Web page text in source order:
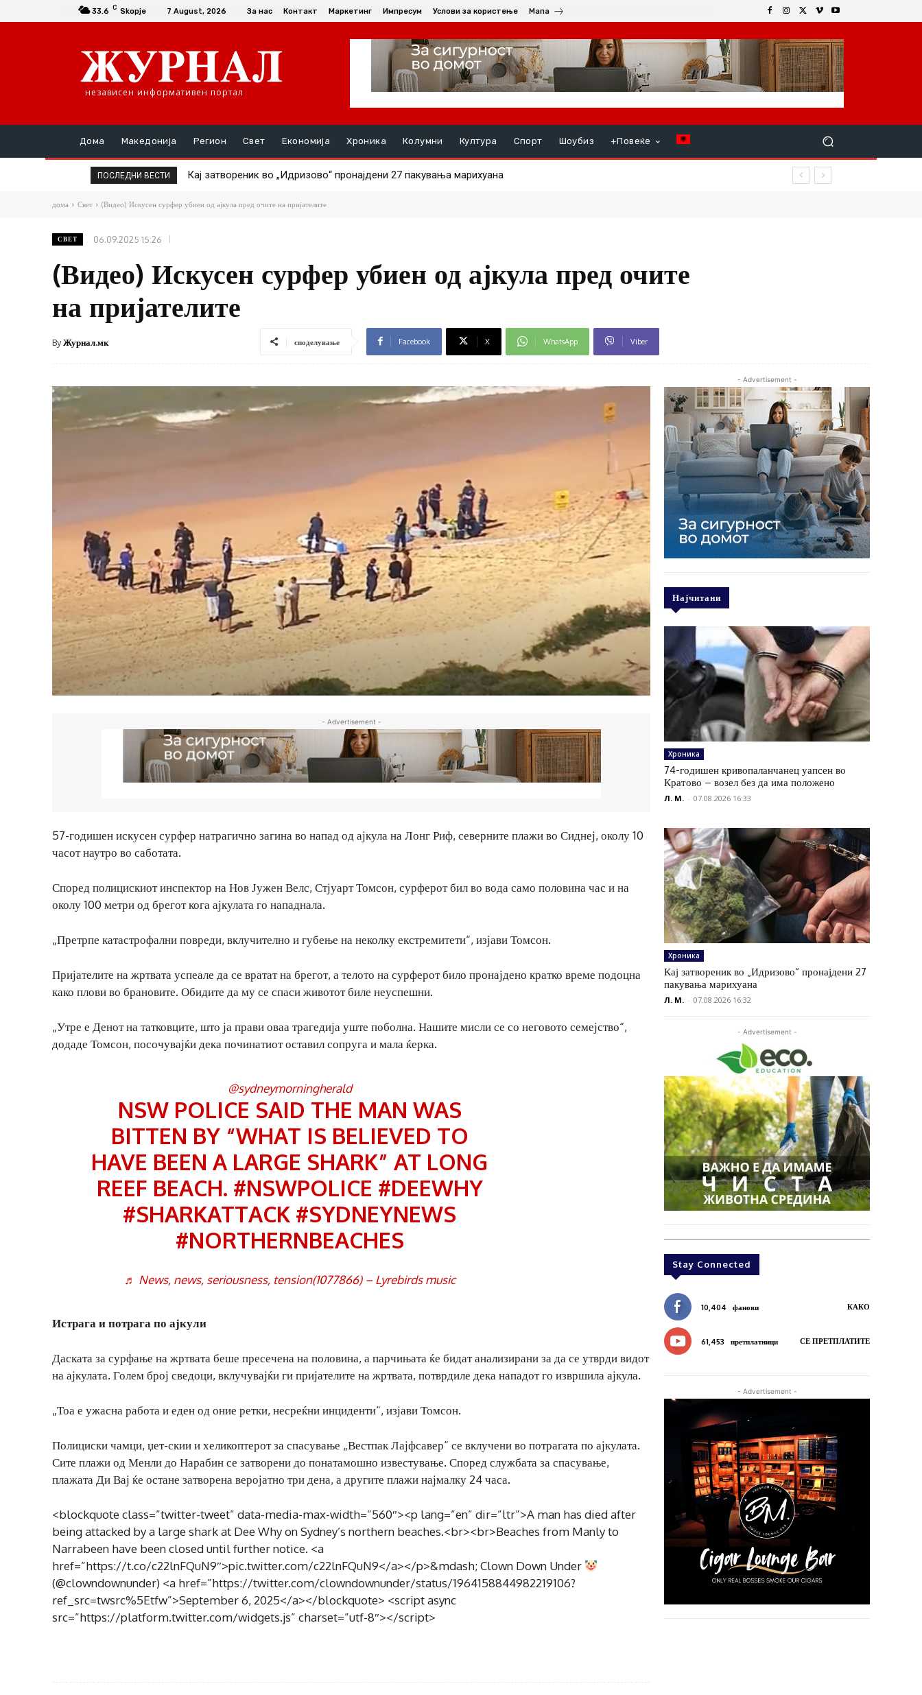
33.6 C Skopje 7 August, 2026 За нас Контакт Маркетинг Импресум Услови за користење Мапа
независен информативен портал
Дома Македонија Регион Свет Економија Хроника Колумни Култура Спорт Шоубиз +Повеќе
ПОСЛЕДНИ ВЕСТИ Кај затвореник во „Идризово“ пронајдени 27 пакувања марихуана
ТАТКО НАСИЛНИК ГО ТУРНАЛ СИНОТ (19) ПО СКАЛИ, момчето се здобило со тешки повреди
дома Свет (Видео) Искусен сурфер убиен од ајкула пред очите на пријателите
СВЕТ 06.09.2025 15:26
(Видео) Искусен сурфер убиен од ајкула пред очите
на пријателите
ByЖурнал.мк споделување Facebook X WhatsApp Viber
- Advertisement -
57-годишен искусен сурфер натрагично загина во напад од ајкула на Лонг Риф, северните плажи во Сиднеј, околу 10
часот наутро во саботата.
Според полицискиот инспектор на Нов Јужен Велс, Стјуарт Томсон, сурферот бил во вода само половина час и на
околу 100 метри од брегот кога ајкулата го нападнала.
„Претрпе катастрофални повреди, вклучително и губење на неколку екстремитети“, изјави Томсон.
Пријателите на жртвата успеале да се вратат на брегот, а телото на сурферот било пронајдено кратко време подоцна
како плови во брановите. Обидите да му се спаси животот биле неуспешни.
„Утре е Денот на татковците, што ја прави оваа трагедија уште поболна. Нашите мисли се со неговото семејство“,
додаде Томсон, посочувајќи дека починатиот оставил сопруга и мала ќерка.
@sydneymorningherald
NSW POLICE SAID THE MAN WAS
BITTEN BY “WHAT IS BELIEVED TO
HAVE BEEN A LARGE SHARK” AT LONG
REEF BEACH. #NSWPOLICE #DEEWHY
#SHARKATTACK #SYDNEYNEWS
#NORTHERNBEACHES
♬ News, news, seriousness, tension(1077866) – Lyrebirds music
Истрага и потрага по ајкули
Даската за сурфање на жртвата беше пресечена на половина, а парчињата ќе бидат анализирани за да се утврди видот
на ајкулата. Голем број сведоци, вклучувајќи ги пријателите на жртвата, потврдиле дека нападот го извршила ајкула.
„Тоа е ужасна работа и еден од оние ретки, несреќни инциденти“, изјави Томсон.
Полициски чамци, џет-скии и хеликоптерот за спасување „Вестпак Лајфсавер“ се вклучени во потрагата по ајкулата.
Сите плажи од Менли до Нарабин се затворени до понатамошно известување. Според службата за спасување,
плажата Ди Вај ќе остане затворена веројатно три дена, а другите плажи најмалку 24 часа.
<blockquote class=”twitter-tweet” data-media-max-width=”560″><p lang=”en” dir=”ltr”>A man has died after
being attacked by a large shark at Dee Why on Sydney’s northern beaches.<br><br>Beaches from Manly to
Narrabeen have been closed until further notice. <a
href=”https://t.co/c22lnFQuN9″>pic.twitter.com/c22lnFQuN9</a></p>&mdash; Clown Down Under
(@clowndownunder) <a href=”https://twitter.com/clowndownunder/status/1964158844982219106?
ref_src=twsrc%5Etfw”>September 6, 2025</a></blockquote> <script async
src=”https://platform.twitter.com/widgets.js” charset=”utf-8″></script>
- Advertisement -
Најчитани
Хроника
74-годишен кривопаланчанец уапсен во
Кратово – возел без да има положено
Л. М. - 07.08.2026 16:33
Хроника
Кај затвореник во „Идризово“ пронајдени 27
пакувања марихуана
Л. М. - 07.08.2026 16:32
- Advertisement -
Stay Connected
10,404 фанови КАКО
61,453 претплатници СЕ ПРЕТПЛАТИТЕ
- Advertisement -